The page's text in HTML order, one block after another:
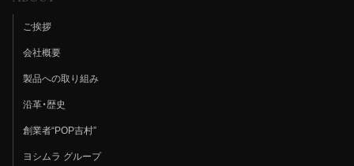
ご挨拶
会社概要
製品への取り組み
沿革・歴史
創業者“POP吉村”
ヨシムラ グループ